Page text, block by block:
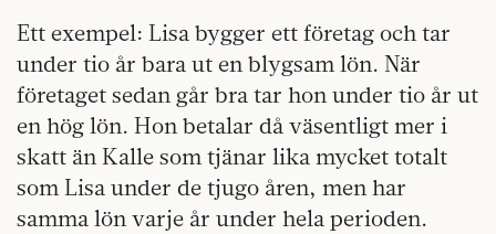
Ett exempel: Lisa bygger ett företag och tar
under tio år bara ut en blygsam lön. När
företaget sedan går bra tar hon under tio år ut
en hög lön. Hon betalar då väsentligt mer i
skatt än Kalle som tjänar lika mycket totalt
som Lisa under de tjugo åren, men har
samma lön varje år under hela perioden.